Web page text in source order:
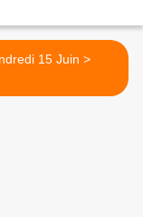
Vendredi 15 Juin >